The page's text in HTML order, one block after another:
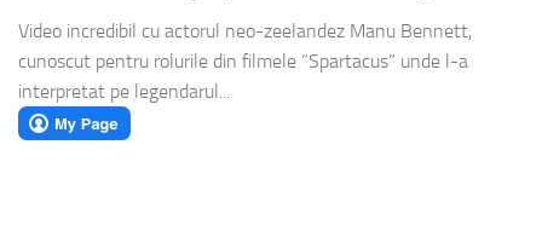
Video incredibil cu actorul neo-zeelandez Manu Bennett,
cunoscut pentru rolurile din filmele ”Spartacus” unde l-a
interpretat pe legendarul...